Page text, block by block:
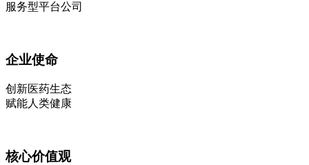
服务型平台公司
企业使命
创新医药生态
赋能人类健康
核心价值观